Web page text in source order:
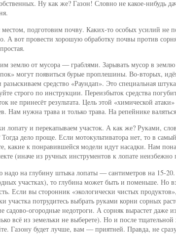
Ну как же? Газон! Словно не какое-нибудь
подготовим почву. Каких-то особых усилий не
А вот провести хорошую обработку почвы против
землю от мусора — граблями. Зарывать мусор в
могут появиться бурые проплешины. Во-вторых,
средство «Раундап». Это специальная
строго по инструкции. Переизбыток средства
не принесёт результата. Цель этой «химической
Нам нужна трава и только трава. На репейнике
лопату и перекапываем участок. А как же? Руками,
Тогда дело проще. Если мотокультиватора нет, то в
какие к понравившейся модели идут насадки. Нам
(иначе из ручных инструментов к лопате неизбежно
надо на глубину штыка лопаты — сантиметров на 15-
участках), то глубина может быть и поменьше. Но
Если вы сторонник «экологически чистых
участка потрудитесь выбрать руками корни сорных
садово-огородные недотроги. А сорняк вырастет даже
всё из земельки не выберете). Но и после
Газону будет лучше, вам — приятней. Правда, не